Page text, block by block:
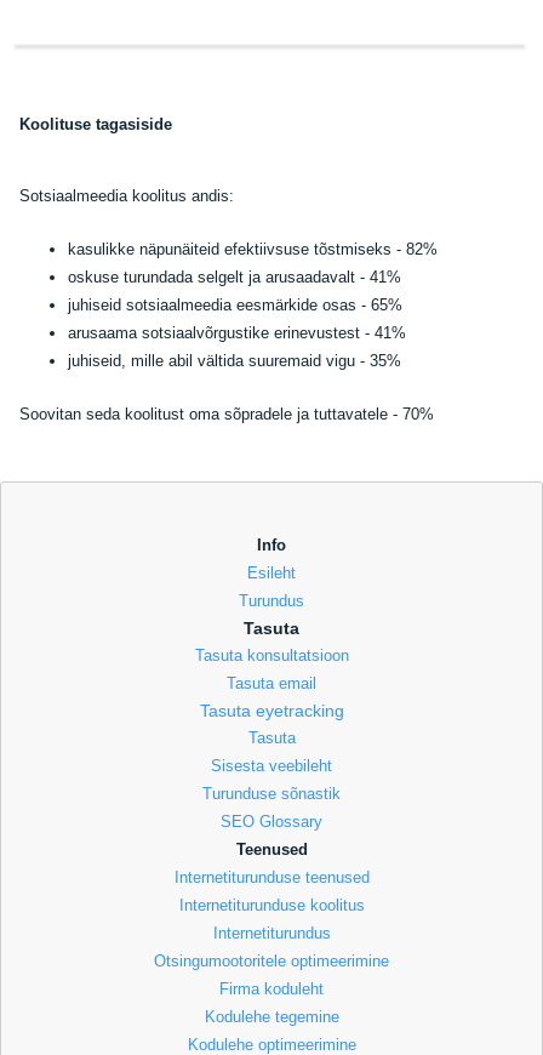
Koolituse tagasiside
Sotsiaalmeedia koolitus andis:
kasulikke näpunäiteid efektiivsuse tõstmiseks - 82%
oskuse turundada selgelt ja arusaadavalt - 41%
juhiseid sotsiaalmeedia eesmärkide osas - 65%
arusaama sotsiaalvõrgustike erinevustest - 41%
juhiseid, mille abil vältida suuremaid vigu - 35%
Soovitan seda koolitust oma sõpradele ja tuttavatele - 70%
Info
Esileht
Turundus
Tasuta
Tasuta konsultatsioon
Tasuta email
Tasuta eyetracking
Tasuta
Sisesta veebileht
Turunduse sõnastik
SEO Glossary
Teenused
Internetiturunduse teenused
Internetiturunduse koolitus
Internetiturundus
Otsingumootoritele optimeerimine
Firma koduleht
Kodulehe tegemine
Kodulehe optimeerimine